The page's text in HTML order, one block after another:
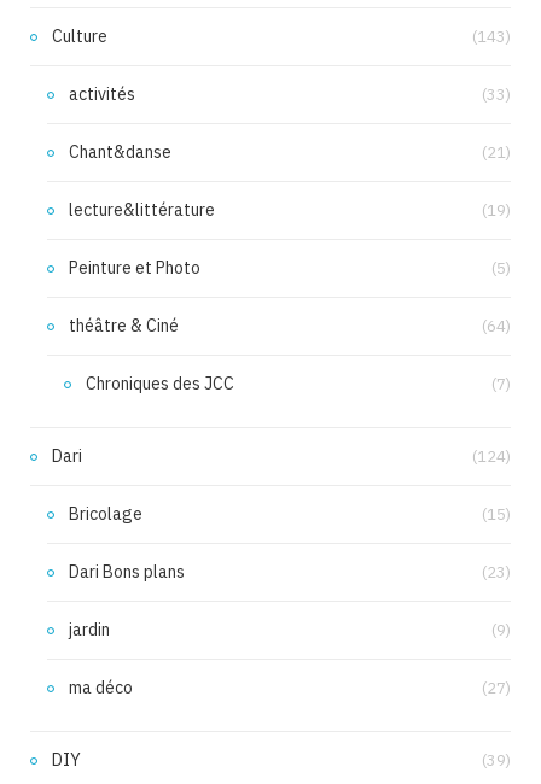
Culture (143)
activités (33)
Chant&danse (21)
lecture&littérature (19)
Peinture et Photo (5)
théâtre & Ciné (64)
Chroniques des JCC (7)
Dari (124)
Bricolage (15)
Dari Bons plans (23)
jardin (9)
ma déco (27)
DIY (39)